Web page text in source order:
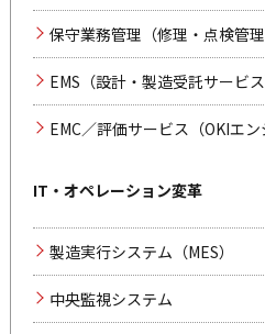
保守業務管理（修理・点検管理
EMS（設計・製造受託サービス
EMC／評価サービス（OKIエン
IT・オペレーション変革
製造実行システム（MES）
中央監視システム